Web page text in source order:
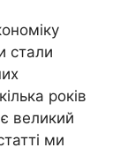
стали
років
великий
ми